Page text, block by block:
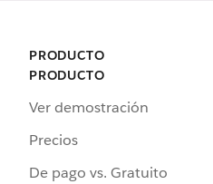
PRODUCTO
PRODUCTO
Ver demostración
Precios
De pago vs. Gratuito